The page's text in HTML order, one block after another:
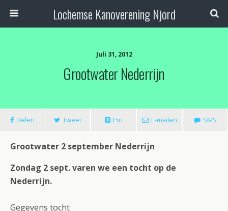
Lochemse Kanoverening Njord
Juli 31, 2012
Grootwater Nederrijn
Delen Tweet Pin E-mailen SMS
Grootwater 2 september Nederrijn
Zondag 2 sept. varen we een tocht op de
Nederrijn.
Gegevens tocht